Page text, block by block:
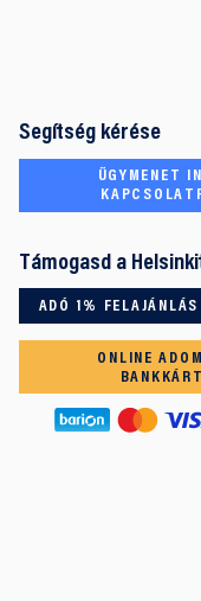
Segítség kérése
ÜGYMENET
Támogasd a
ADÓ 1% FELAJÁNLÁS
ONLINE